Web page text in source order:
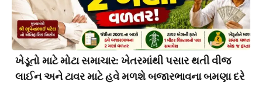
ખેડૂતો માટે મોટા સમાચાર: ખેતરમાંથી પસાર થતી વીજ
લાઈન અને ટાવર માટે હવે મળશે બજારભાવના બમણા દરે